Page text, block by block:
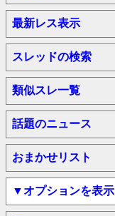
最新レス表示
スレッドの検索
類似スレ一覧
話題のニュース
おまかせリスト
▼オプションを表示